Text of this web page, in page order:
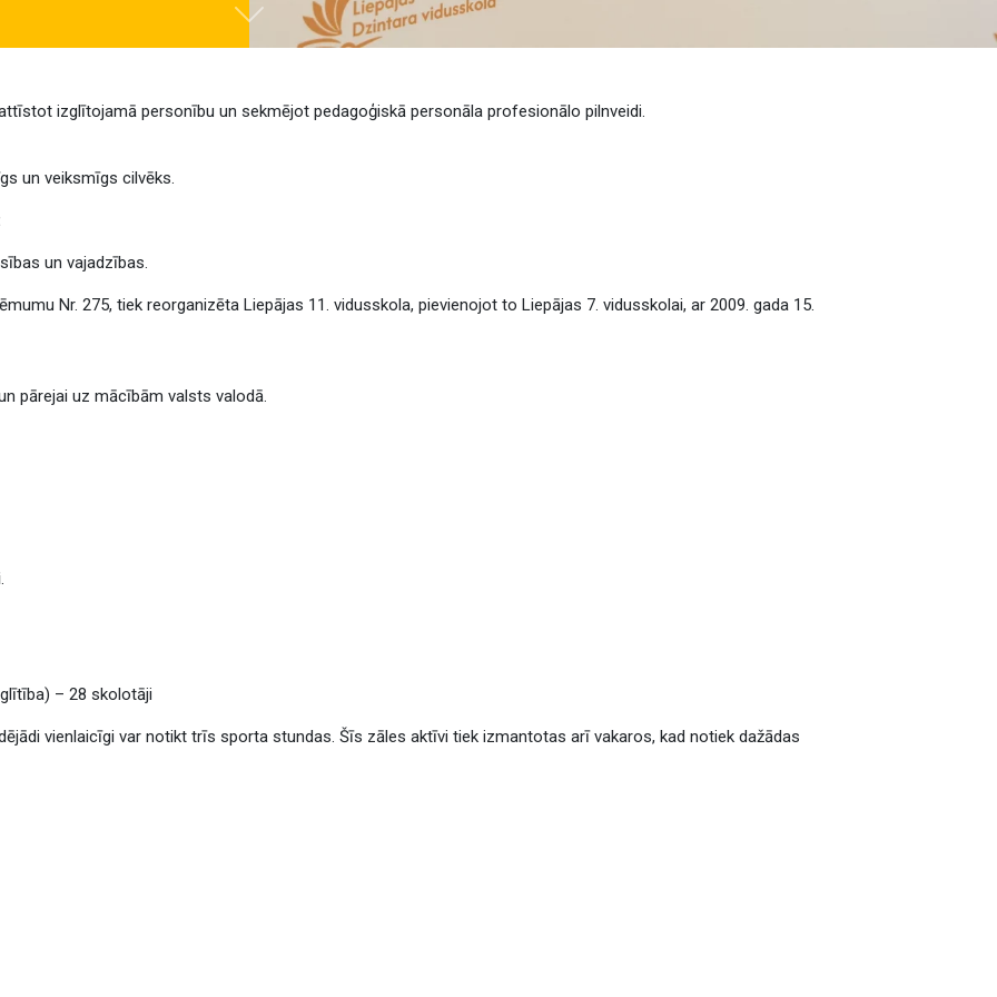
Tālāk
izglītojamā personību un sekmējot pedagoģiskā personāla profesionālo pilnveidi.
un veiksmīgs cilvēks.
un vajadzības.
Nr. 275, tiek reorganizēta Liepājas 11. vidusskola, pievienojot to Liepājas 7. vidusskolai, ar 2009. gada 15.
pārejai uz mācībām valsts valodā.
.
– 28 skolotāji
vienlaicīgi var notikt trīs sporta stundas. Šīs zāles aktīvi tiek izmantotas arī vakaros, kad notiek dažādas